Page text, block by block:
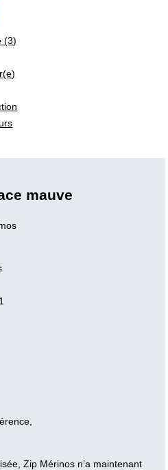
(3)
mauve
Zip Mérinos n’a maintenant